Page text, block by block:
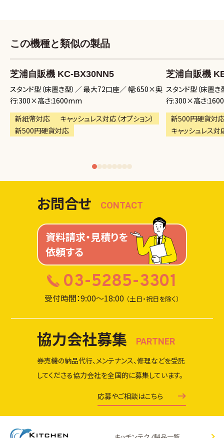
この機種と類似の製品
芝浦自販機 KC-BX30NN5
スタンド型（床置き型）
最大72口座
幅:650×奥
行:300×高さ:1600mm
新紙幣対応
キャッシュレス対応（オプション）
新500円硬貨対応
芝浦自販機
スタンド型（床置き
行:300×高さ
新500円硬貨対
キャッシュレス対
12345678
お問合せ CONTACT
資料請求・見積りを
依頼する
03-5285-3301
受付時間：9:00～18:00 （土日・祝日を除く）
協力会社募集 PARTNER
券売機の納品代行、メンテナンス、修理などを受託
してくださる協力会社を全国的に募集しています。
応募やご相談はこちら